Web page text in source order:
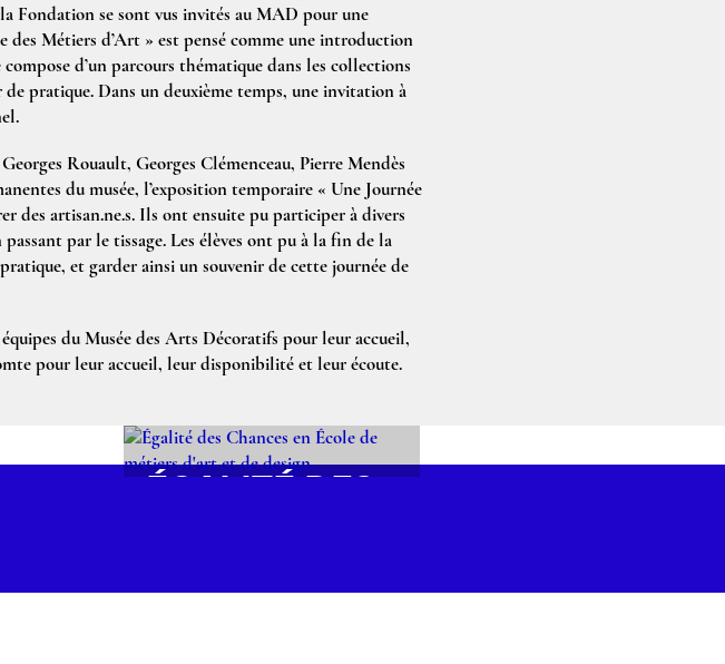
Fondation se sont vus invités au MAD pour une
des Métiers d’Art » est pensé comme une introduction
d’un parcours thématique dans les collections
pratique. Dans un deuxième temps, une invitation à
Rouault, Georges Clémenceau, Pierre Mendès
du musée, l’exposition temporaire « Une Journée
des artisan.ne.s. Ils ont ensuite pu participer à divers
par le tissage. Les élèves ont pu à la fin de la
et garder ainsi un souvenir de cette journée de
du Musée des Arts Décoratifs pour leur accueil,
pour leur accueil, leur disponibilité et leur écoute.
ÉGALITÉ DES
ET DE DESIGN